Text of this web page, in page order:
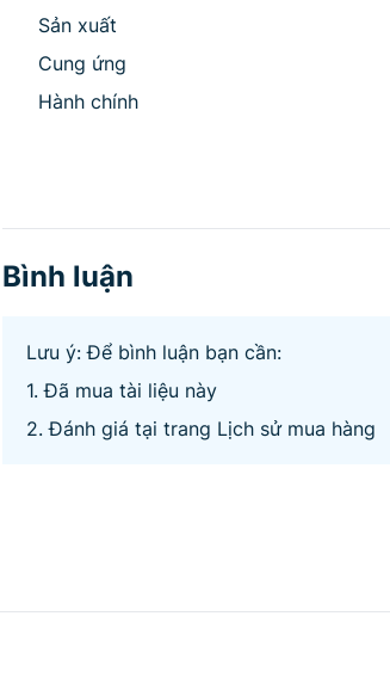
Sản xuất
Cung ứng
Hành chính
Bình luận
Lưu ý: Để bình luận bạn cần:
1. Đã mua tài liệu này
2. Đánh giá tại trang Lịch sử mua hàng